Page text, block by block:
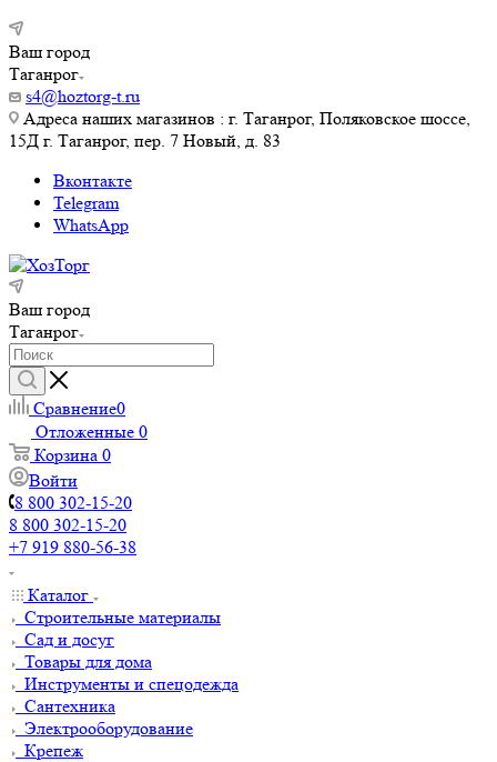
Ваш город
Таганрог
s4@hoztorg-t.ru
Адреса наших магазинов : г. Таганрог, Поляковское шоссе,
15Д г. Таганрог, пер. 7 Новый, д. 83
Вконтакте
Telegram
WhatsApp
Ваш город
Таганрог
Сравнение0
Отложенные 0
Корзина 0
Войти
8 800 302-15-20
8 800 302-15-20
+7 919 880-56-38
Каталог
Строительные материалы
Сад и досуг
Товары для дома
Инструменты и спецодежда
Сантехника
Электрооборудование
Крепеж